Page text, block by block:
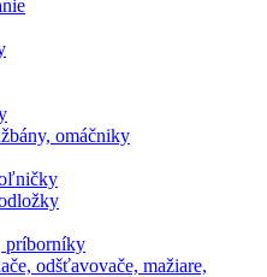
omáčniky
príborníky
odšťavovače, mažiare,